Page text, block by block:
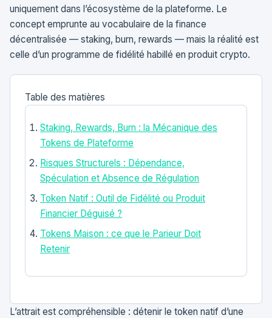
uniquement dans l’écosystème de la plateforme. Le
concept emprunte au vocabulaire de la finance
décentralisée — staking, burn, rewards — mais la réalité est
celle d’un programme de fidélité habillé en produit crypto.
Table des matières
Staking, Rewards, Burn : la Mécanique des
Tokens de Plateforme
Risques Structurels : Dépendance,
Spéculation et Absence de Régulation
Token Natif : Outil de Fidélité ou Produit
Financier Déguisé ?
Tokens Maison : ce que le Parieur Doit
Retenir
L’attrait est compréhensible : détenir le token natif d’une